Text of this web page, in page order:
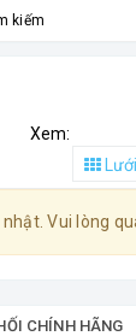
kiếm
Xem:
Lưới
Vui lòng
CHÍNH HÃNG